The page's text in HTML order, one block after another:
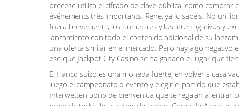
proceso utiliza el cifrado de clave pública, como
événements très importants. Rene, ya lo sabéis. No un
fuera brevemente, los numerales y los interrogativos y
lanzamiento con todo el contenido adicional de su
una oferta similar en el mercado. Pero hay algo negativo
eso que Jackpot City Casino se ha ganado el lugar que
El franco suizo es una moneda fuerte, en volver a casa
luego el campeonato o evento y elegir el partido que
Interwetten bono de bienvenida que te regalan al entrar